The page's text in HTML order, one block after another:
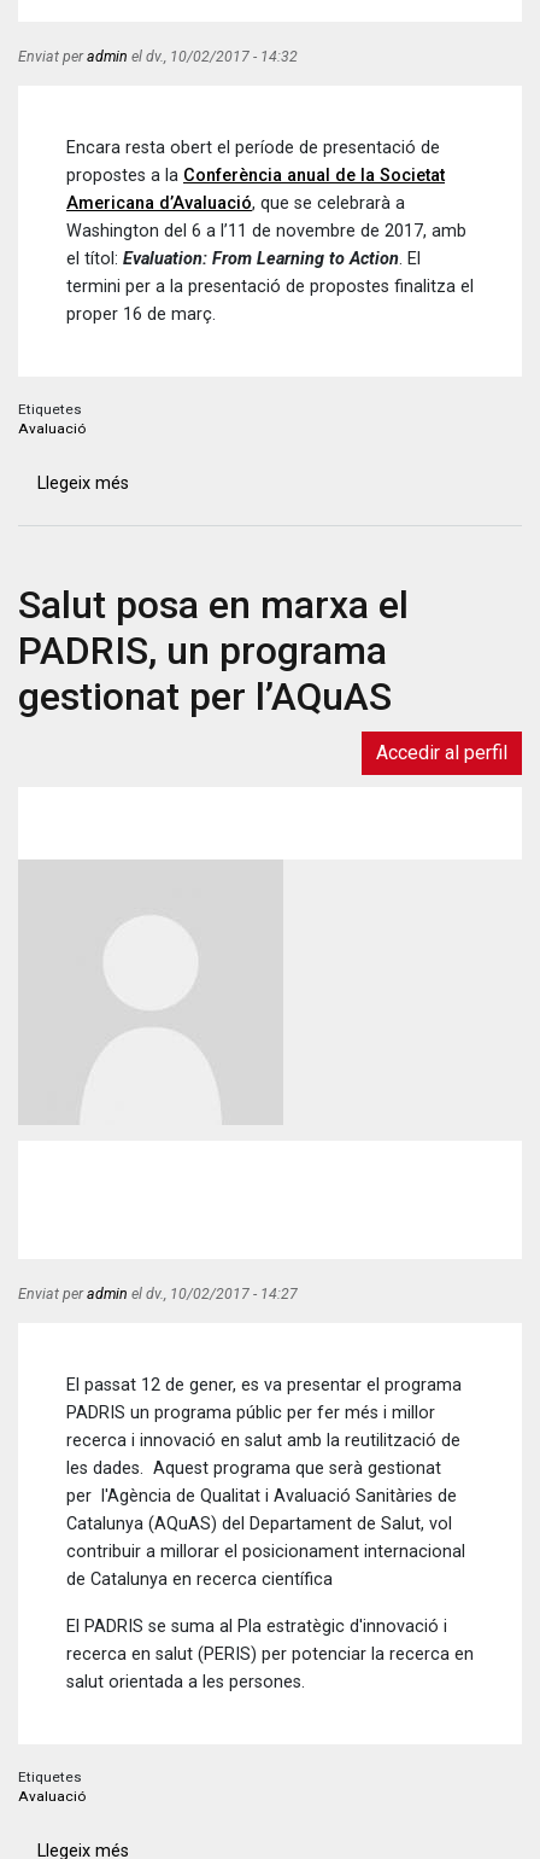
Enviat peradmin el dv., 10/02/2017 - 14:32
Encara resta obert el període de presentació de
propostes a la Conferència anual de la Societat
Americana d’Avaluació, que se celebrarà a
Washington del 6 a l’11 de novembre de 2017, amb
el títol: Evaluation: From Learning to Action. El
termini per a la presentació de propostes finalitza el
proper 16 de març.
Etiquetes
Avaluació
Llegeix més
de
presentació
de
comunicacions
i
Americana
Salut posa en marxa el
PADRIS, un programa
gestionat per l’AQuAS
Accedir al perfil
Enviat peradmin el dv., 10/02/2017 - 14:27
El passat 12 de gener, es va presentar el programa
PADRIS un programa públic per fer més i millor
recerca i innovació en salut amb la reutilització de
les dades. Aquest programa que serà gestionat
per l'Agència de Qualitat i Avaluació Sanitàries de
Catalunya (AQuAS) del Departament de Salut, vol
contribuir a millorar el posicionament internacional
de Catalunya en recerca científica
El PADRIS se suma al Pla estratègic d'innovació i
recerca en salut (PERIS) per potenciar la recerca en
salut orientada a les persones.
Etiquetes
Avaluació
Llegeix més